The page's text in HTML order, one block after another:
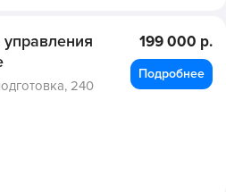
управления
240
199 000 р.
Подробнее